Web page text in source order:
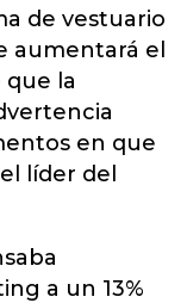
de vestuario
aumentará el
la
en que
líder del
a un 13%